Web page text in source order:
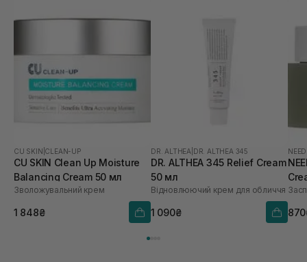
CU SKIN CLEAN-UP
CU SKIN Clean Up Moisture
Balancing Cream 50 мл
Зволожувальний крем
1 848₴
DR. ALTHEA DR. ALTHEA 345
DR. ALTHEA 345 Relief Cream
50 мл
Відновлюючий крем для обличчя
1 090₴